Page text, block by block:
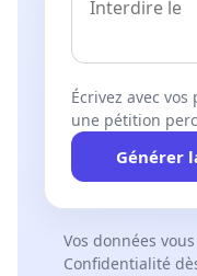
Écrivez avec vos
une pétition
Générer
Vos données
Confidentialité